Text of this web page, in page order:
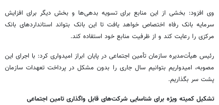
وی افزود: بخشی از این منابع برای تسویه بدهی‌ها و بخش دیگر برای افزایش
سرمایه بانک رفاه اختصاص خواهد یافت تا این بانک بتواند استانداردهای بانک
مرکزی را رعایت کند و از ظرفیت منابع خود استفاده کند.
رئیس هیأت‌مدیره سازمان تأمین اجتماعی در پایان ابراز امیدواری کرد: با اجرای این
مصوبه، امیدواریم بتوانیم سال جاری را بدون مشکل در پرداخت تعهدات سازمان
پشت سر بگذاریم.
تشکیل کمیته ویژه برای شناسایی شرکت‌های قابل واگذاری تامین اجتماعی